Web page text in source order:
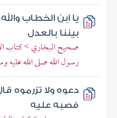
يا ابن الخطاب
بيننا بالعدل
صحيح البخاري > كتاب
رسول الله صلى الله عليه
دعوه ولا تزرموه
فصبه عليه